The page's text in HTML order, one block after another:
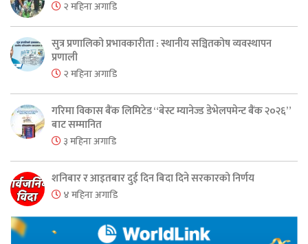
२ महिना अगाडि
सुत्र प्रणालिको प्रभावकारीता : स्थानीय सञ्चितकोष व्यवस्थापन
प्रणाली
२ महिना अगाडि
गरिमा विकास बैंक लिमिटेड “बेस्ट म्यानेज्ड डेभेलपमेन्ट बैंक २०२६”
बाट सम्मानित
३ महिना अगाडि
शनिबार र आइतबार दुई दिन बिदा दिने सरकारको निर्णय
४ महिना अगाडि